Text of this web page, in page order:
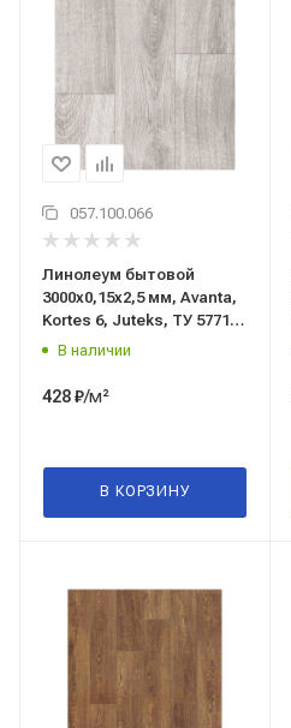
057.100.066
Линолеум бытовой
3000x0,15x2,5 мм, Avanta,
Kortes 6, Juteks, ТУ 5771-
041-05283280-2003
В наличии
428₽/м²
В КОРЗИНУ